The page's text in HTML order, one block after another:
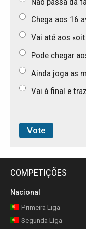
Chega aos 16
Vai até aos
Pode chegar
Ainda joga as
Vai à final e
COMPETIÇÕES
Nacional
Primeira Liga
Segunda Liga